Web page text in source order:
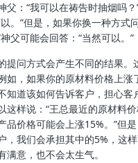
父：“我可以在祷告时抽烟吗
。”但是，如果你换一种方式
父可能会回答：“当然可以。”
提问方式会产生不同的结果。
如，如果你的原材料价格上涨
知道该如何告诉客户，担心客
这样说：“王总最近的原材料
品价格可能会上涨15%。”但
，我们会承担其中的5%，这
意，也不会太生气。